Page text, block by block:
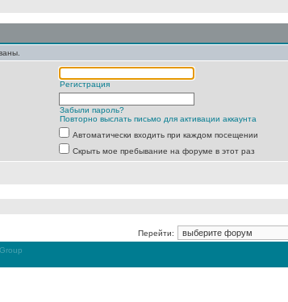
Регистрация
Забыли пароль?
Повторно выслать письмо для активации аккаунта
Автоматически входить при каждом посещении
Скрыть мое пребывание на форуме в этот раз
Перейти: